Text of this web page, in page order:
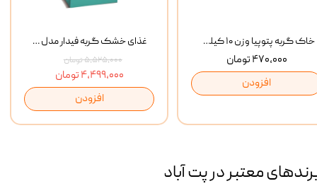
غذای خشک گربه فیدار مدل Adult وزن 10 کیلوگرم
۵,۵۲۵,۰۰۰ تومان
۴,۴۹۹,۰۰۰ تومان
افزودن
خاک گربه پتوپیا وزن ۱۰ کیلوگرم
۴۷۰,۰۰۰ تومان
افزودن
معتبر در پت آباد